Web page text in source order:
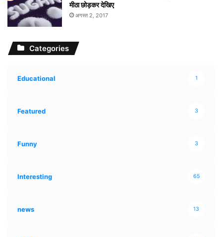
मीठा छोड़कर देखिए
अगस्त 2, 2017
Categories
Educational 1
Featured 3
Funny 3
Interesting 65
news 13